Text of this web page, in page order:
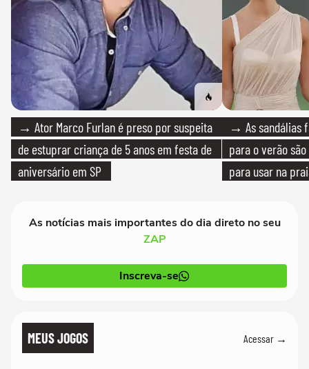
→ Ator Marco Furlan é preso por suspeita
de estuprar criança de 5 anos em festa de
aniversário em SP
→ As sandálias
para o verão
para usar na
As notícias mais importantes do dia direto no seu
ZAP
Inscreva-se
MEUS JOGOS Acessar →